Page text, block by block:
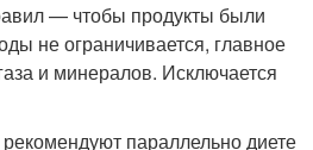
— чтобы продукты были
не ограничивается, главное
и минералов. Исключается
параллельно диете